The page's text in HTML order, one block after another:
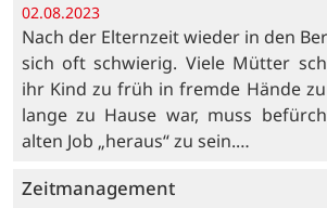
02.08.2023
Nach der Elternzeit wieder in den
sich oft schwierig. Viele Mütter
ihr Kind zu früh in fremde Hände
lange zu Hause war, muss
alten Job „heraus“ zu sein.…
Zeitmanagement